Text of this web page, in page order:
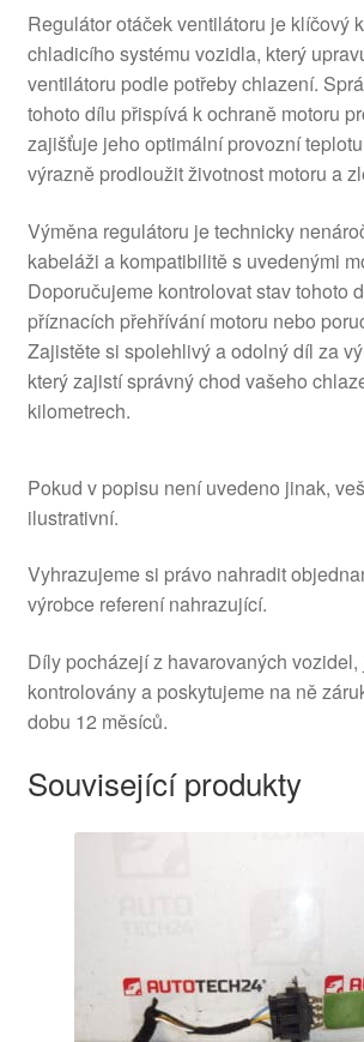
Regulátor otáček ventilátoru je klíčový
chladicího systému vozidla, který
ventilátoru podle potřeby chlazení.
tohoto dílu přispívá k ochraně motoru
zajišťuje jeho optimální provozní
výrazně prodloužit životnost motoru a
Výměna regulátoru je technicky
kabeláži a kompatibilitě s uvedenými
Doporučujeme kontrolovat stav tohoto
příznacích přehřívání motoru nebo
Zajistěte si spolehlivý a odolný díl za
který zajistí správný chod vašeho
kilometrech.
Pokud v popisu není uvedeno jinak,
ilustrativní.
Vyhrazujeme si právo nahradit
výrobce referení nahrazující.
Díly pocházejí z havarovaných
kontrolovány a poskytujeme na ně
dobu 12 měsíců.
Související produkty